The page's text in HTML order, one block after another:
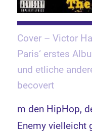
Cover – Victor
Paris‘ erstes
und etliche
becovert
m den HipHop,
Enemy vielleicht